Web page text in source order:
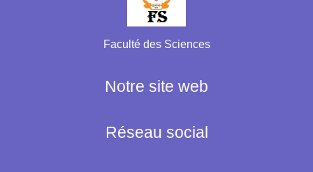
Faculté des Sciences
Notre site web
Réseau social